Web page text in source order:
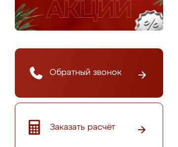
Обратный звонок
Заказать расчёт